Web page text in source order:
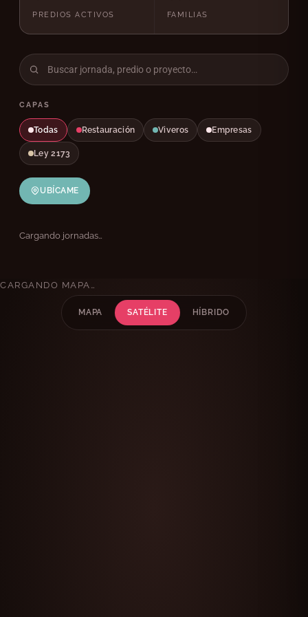
PREDIOS ACTIVOS FAMILIAS
CAPAS
Todas Restauración Viveros Empresas
Ley 2173
UBÍCAME
Cargando jornadas…
CARGANDO MAPA…
MAPA SATÉLITE HÍBRIDO